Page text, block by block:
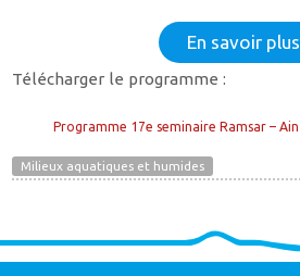
En savoir plus
Télécharger le programme :
Programme 17e seminaire Ramsar – Ain
Milieux aquatiques et humides